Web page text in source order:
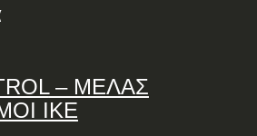
– ΜΕΛΑΣ
ΙΚΕ